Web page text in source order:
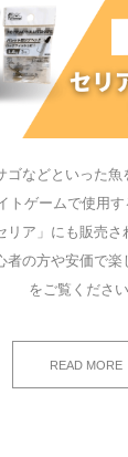
ゴなどといった魚
トゲームで使用
リア」にも販売
者の方や安価で
をご覧ください
READ MORE